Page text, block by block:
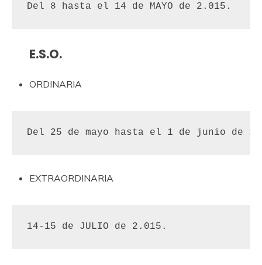
Del 8 hasta el 14 de MAYO de 2.015.
E.S.O.
ORDINARIA
Del 25 de mayo hasta el 1 de junio de
EXTRAORDINARIA
14-15 de JULIO de 2.015.